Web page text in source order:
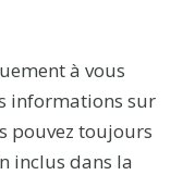
à vous
informations sur
pouvez toujours
inclus dans la